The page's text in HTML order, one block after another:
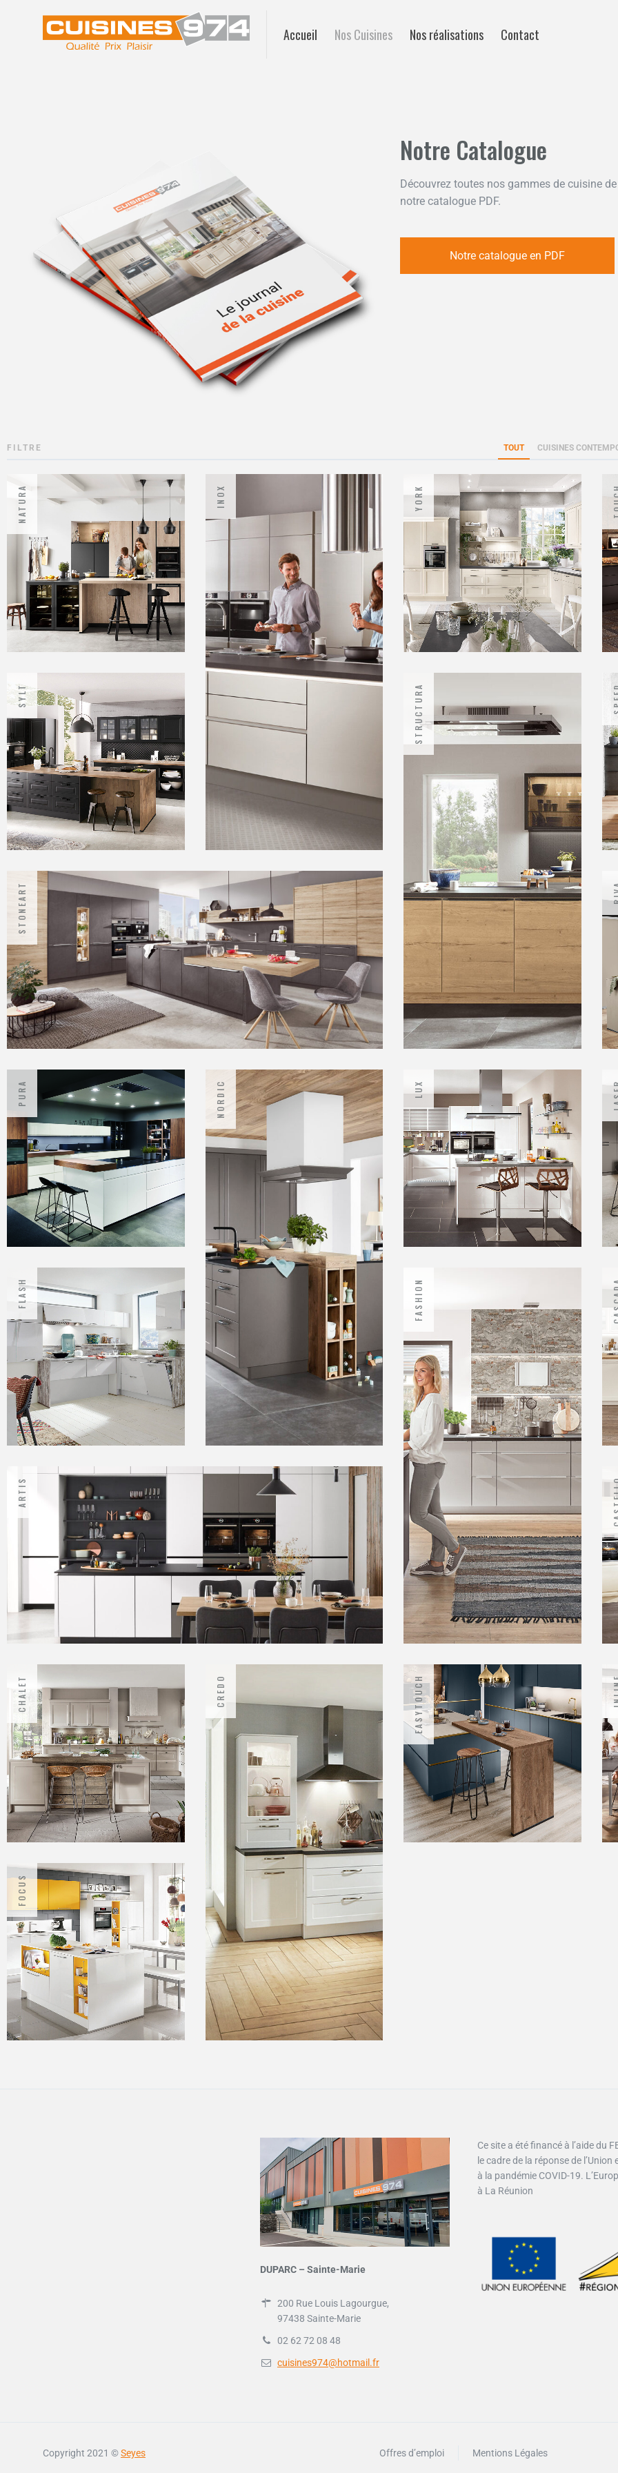
Accueil Nos Cuisines Nos réalisations Contact
Notre Catalogue
Découvrez toutes nos gammes de cuisine de
notre catalogue PDF.
Notre catalogue en PDF
FILTRE TOUT CUISINES
NATURA
Natura
Cuisines contemporaines
INOX
Inox
Cuisines contemporaines
YORK
SYLT STRUCTURA
STONEART
PURA
Cuisines contemporaines
NORDIC
Nordic
Cuisines traditionnelles
LUX
FLASH
Flash
Cuisines contemporaines
FASHION
ARTIS
CHALET
Cuisines traditionnelles
CREDO
Credo
EASYTOUCH
FOCUS
Focus
Cuisines contemporaines
DUPARC – Sainte-Marie
200 Rue Louis Lagourgue,
97438 Sainte-Marie
02 62 72 08 48
cuisines974@hotmail.fr
Ce site a été financé à l’aide du
le cadre de la réponse de l’Union
à la pandémie COVID-19.
à La Réunion
Copyright 2021 ©Seyes Offres d’emploi Mentions Légales